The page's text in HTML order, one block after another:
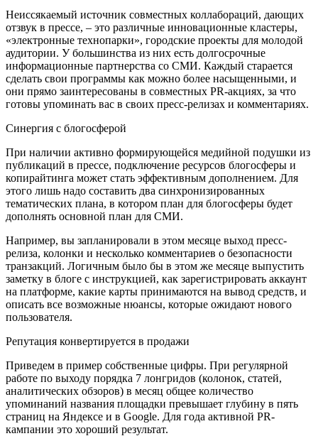
Неиссякаемый источник совместных коллабораций, дающих
отзвук в прессе, – это различные инновационные кластеры,
«электронные технопарки», городские проекты для молодой
аудитории. У большинства из них есть долгосрочные
информационные партнерства со СМИ. Каждый старается
сделать свои программы как можно более насыщенными, и
они прямо заинтересованы в совместных PR-акциях, за что
готовы упоминать вас в своих пресс-релизах и комментариях.
Синергия с блогосферой
При наличии активно формирующейся медийной подушки из
публикаций в прессе, подключение ресурсов блогосферы и
копирайтинга может стать эффективным дополнением. Для
этого лишь надо составить два синхронизированных
тематических плана, в котором план для блогосферы будет
дополнять основной план для СМИ.
Например, вы запланировали в этом месяце выход пресс-
релиза, колонки и несколько комментариев о безопасности
транзакций. Логичным было бы в этом же месяце выпустить
заметку в блоге с инструкцией, как зарегистрировать аккаунт
на платформе, какие карты принимаются на вывод средств, и
описать все возможные нюансы, которые ожидают нового
пользователя.
Репутация конвертируется в продажи
Приведем в пример собственные цифры. При регулярной
работе по выходу порядка 7 лонгридов (колонок, статей,
аналитических обзоров) в месяц общее количество
упоминаний названия площадки превышает глубину в пять
страниц на Яндексе и в Google. Для года активной PR-
кампании это хороший результат.